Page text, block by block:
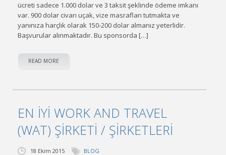
ücreti sadece 1.000 dolar ve 3 taksit şeklinde ödeme imkanı
var. 900 dolar civarı uçak, vize masrafları tutmakta ve
yanınıza harçlık olarak 150-200 dolar almanız yeterlidir.
Başvurular alınmaktadır. Bu sponsorda […]
READ MORE
EN İYİ WORK AND TRAVEL
(WAT) ŞİRKETİ / ŞİRKETLERİ
18 Ekim 2015 BLOG